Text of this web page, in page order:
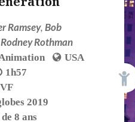
Ramsey,Bob
Rodney Rothman
USA
1h57
VF
2019
8 ans